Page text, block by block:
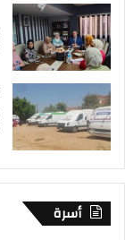
أسرة